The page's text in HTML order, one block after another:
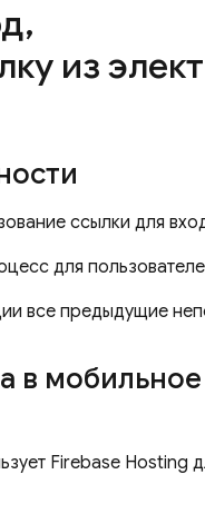
,
из
ссылки для
для
все предыдущие
в
Firebase Hosting